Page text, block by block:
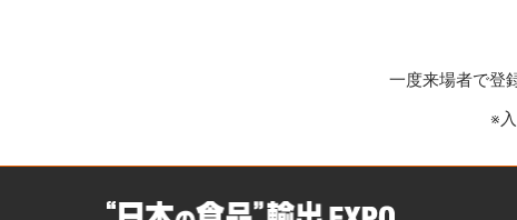
一度来場者で登
※